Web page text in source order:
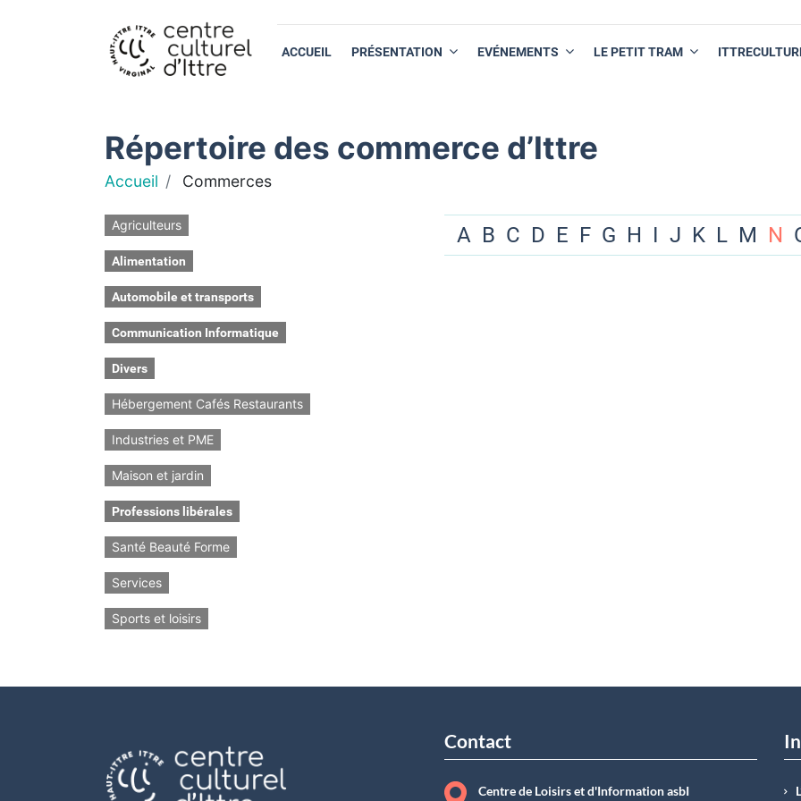
ACCUEIL PRÉSENTATION EVÉNEMENTS LE PETIT TRAM
Répertoire des commerce d’Ittre
Accueil Commerces
Agriculteurs
Alimentation
Automobile et transports
Communication Informatique
Divers
Hébergement Cafés Restaurants
Industries et PME
Maison et jardin
Professions libérales
Santé Beauté Forme
Services
Sports et loisirs
A B C D E F G H I J K L M N
Contact
Centre de Loisirs et d'Information asbI